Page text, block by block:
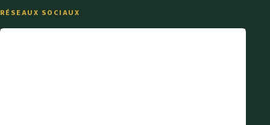
RÉSEAUX SOCIAUX